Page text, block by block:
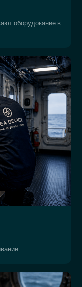
оборудование в